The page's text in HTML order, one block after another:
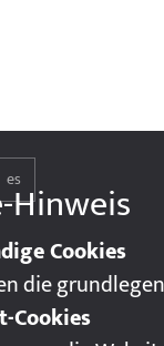
esHinweis
Cookies
die
Cookies